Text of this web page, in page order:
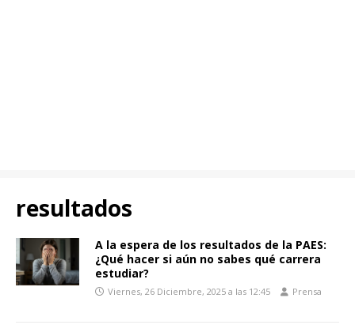
resultados
A la espera de los resultados de la PAES:
¿Qué hacer si aún no sabes qué carrera
estudiar?
Viernes, 26 Diciembre, 2025 a las 12:45 Prensa